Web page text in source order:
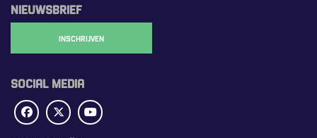
NIEUWSBRIEF
INSCHRIJVEN
SOCIAL MEDIA